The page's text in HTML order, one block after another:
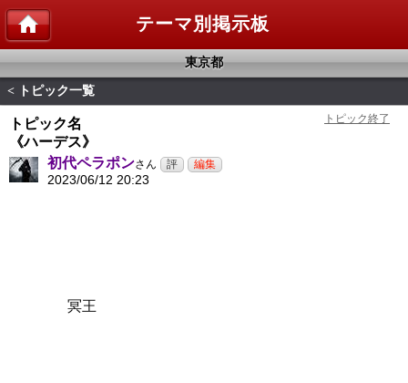
テーマ別掲示板
東京都
< トピック一覧
トピック名
《ハーデス》
初代ペラポンさん
2023/06/12 20:23
冥王